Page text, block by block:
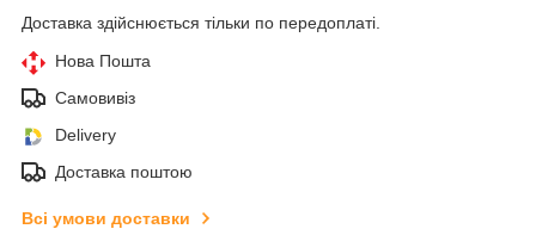
Доставка здійснюється тільки по передоплаті.
Нова Пошта
Самовивіз
Delivery
Доставка поштою
Всі умови доставки